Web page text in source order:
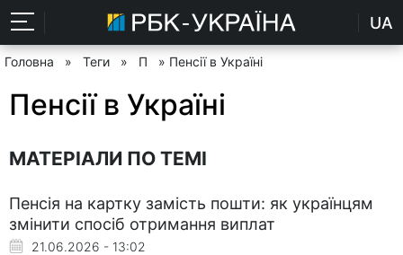
UA
Головна » Теги » П » Пенсії в Україні
Пенсії в Україні
МАТЕРІАЛИ ПО ТЕМІ
Пенсія на картку замість пошти: як українцям
змінити спосіб отримання виплат
21.06.2026 - 13:02